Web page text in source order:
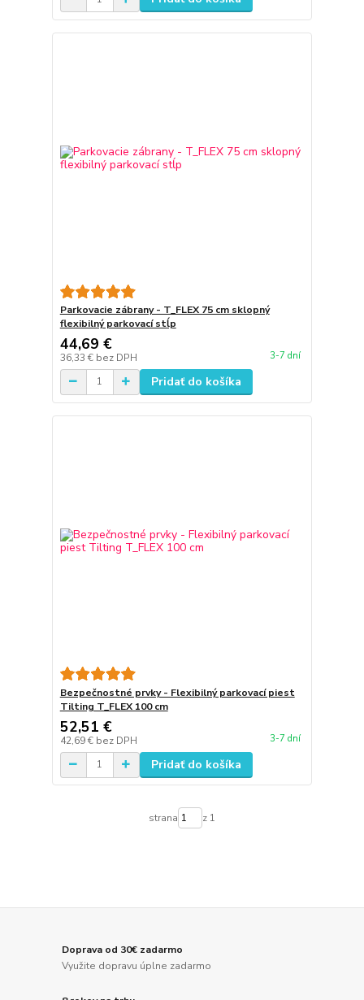
Parkovacie zábrany - T_FLEX 75 cm sklopný
flexibilný parkovací stĺp
44,69 €
36,33 € bez DPH 3-7 dní
Pridať do košíka
Bezpečnostné prvky - Flexibilný parkovací piest
Tilting T_FLEX 100 cm
52,51 €
42,69 € bez DPH 3-7 dní
Pridať do košíka
strana z 1
Doprava od 30€ zadarmo
Využite dopravu úplne zadarmo